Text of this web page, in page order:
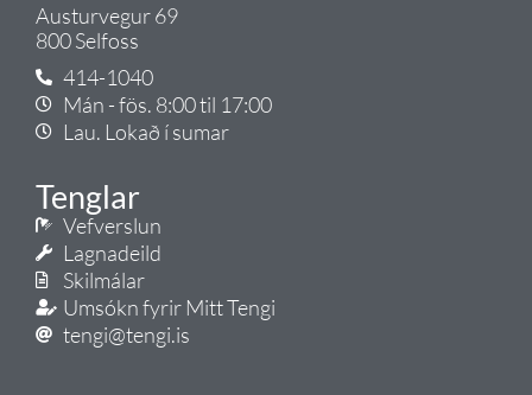
Austurvegur 69
800 Selfoss
414-1040
Mán - fös. 8:00 til 17:00
Lau. Lokað í sumar
Tenglar
Vefverslun
Lagnadeild
Skilmálar
Umsókn fyrir Mitt Tengi
tengi@tengi.is